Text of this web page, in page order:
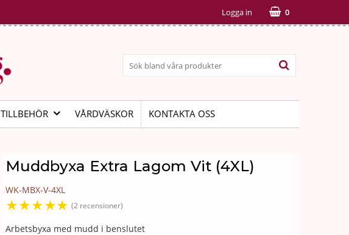
Logga in 0
TILLBEHÖR VÅRDVÄSKOR KONTAKTA OSS
Muddbyxa Extra Lagom Vit (4XL)
WK-MBX-V-4XL
★★★★★ (2 recensioner)
Arbetsbyxa med mudd i benslutet